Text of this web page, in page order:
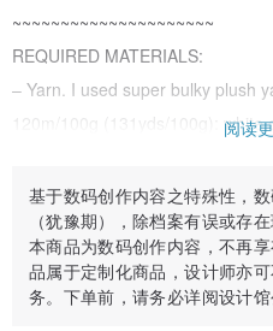
~~~~~~~~~~~~~~~~~~~~~
REQUIRED MATERIALS:
– Yarn. I used super bulky plush
120m/100g (131yds/100g): white
Also you’ll need some fine Iris
Begonia black color 0999);
White cotton yarn for tightening
– 4.5 mm (H-7 US) crochet hook;
阅读
基于数码创作内容之特殊性，
（犹豫期），除档案有误或存
本商品为数码创作内容，不再
品属于定制化商品，设计师亦
务。下单前，请务必详阅设计馆